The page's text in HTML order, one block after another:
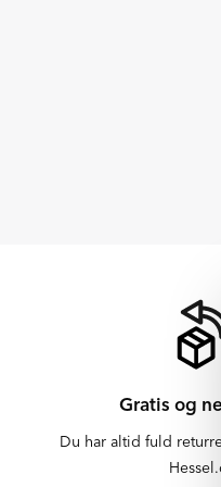
Gratis og
Du har altid fuld